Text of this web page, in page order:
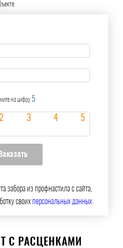
на цифру 5
забора из профнастила с сайта,
своихперсональных данных.
С РАСЦЕНКАМИ